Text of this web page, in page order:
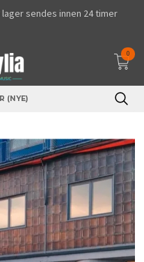
lager sendes innen 24 timer
0
(NYE)